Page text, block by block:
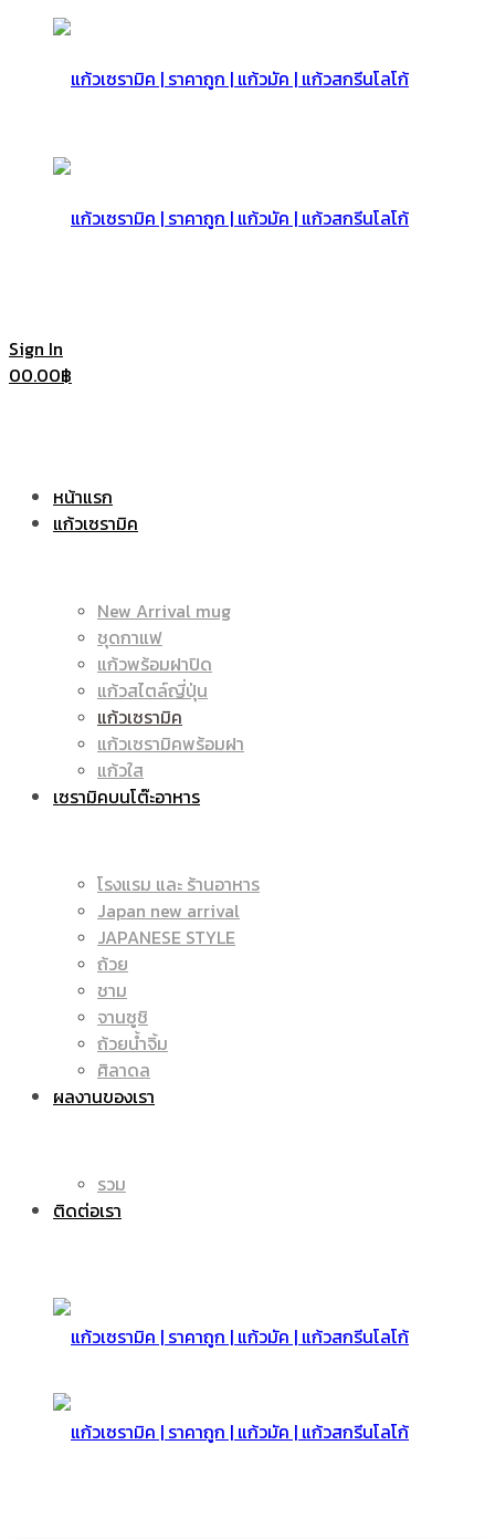
|
แก้ว
แก้ว
สกรีน
ราคา
แก้ว
|
แก้ว
Sign In
00.00฿
หน้าแรก
แก้วเซรามิค
New Arrival mug
ชุดกาแฟ
แก้วพร้อมฝาปิด
แก้วสไตล์ญี่ปุ่น
แก้วเซรามิค
แก้วเซรามิคพร้อมฝา
แก้วใส
เซรามิคบนโต๊ะอาหาร
โรงแรม และ ร้านอาหาร
Japan new arrival
JAPANESE STYLE
ถ้วย
ชาม
จานซูชิ
ถ้วยน้ำจิ้ม
ศิลาดล
ผลงานของเรา
รวม
ติดต่อเรา